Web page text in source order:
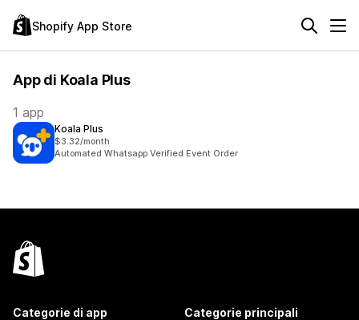
Shopify App Store
App di Koala Plus
1 app
Koala Plus
$3.32/month
Automated Whatsapp Verified Event Order
Categorie di app Categorie principali